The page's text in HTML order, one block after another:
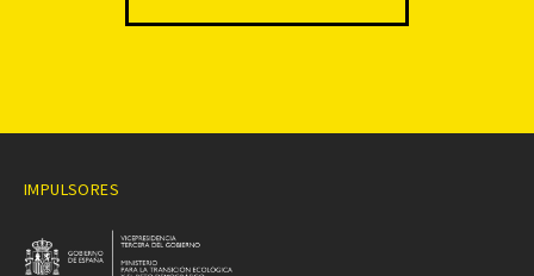
IMPULSORES